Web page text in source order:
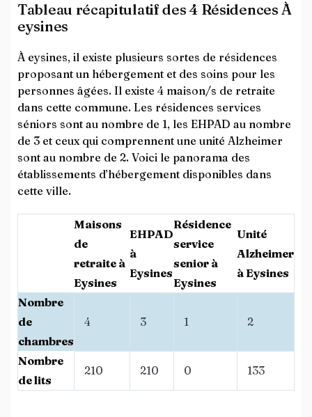
Tableau récapitulatif des 4 Résidences À
eysines
À eysines, il existe plusieurs sortes de résidences
proposant un hébergement et des soins pour les
personnes âgées. Il existe 4 maison/s de retraite
dans cette commune. Les résidences services
séniors sont au nombre de 1, les EHPAD au nombre
de 3 et ceux qui comprennent une unité Alzheimer
sont au nombre de 2. Voici le panorama des
établissements d’hébergement disponibles dans
cette ville.
Maisons
de
retraite à
Eysines
EHPAD
à
Eysines
Résidence
service
senior à
Eysines
Unité
Alzheimer
à Eysines
Nombre
de
chambres
4 3 1 2
Nombre
de lits
210 210 0 133